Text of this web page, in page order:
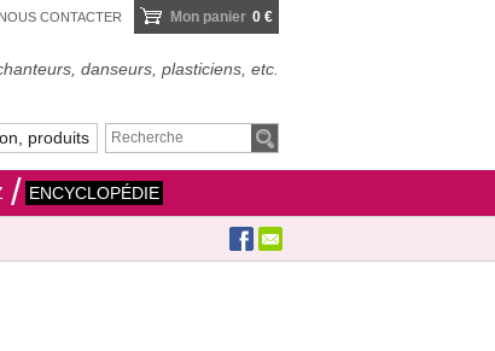
NOUS CONTACTER Mon panier 0 €
danseurs, plasticiens, etc.
produits
ENCYCLOPÉDIE